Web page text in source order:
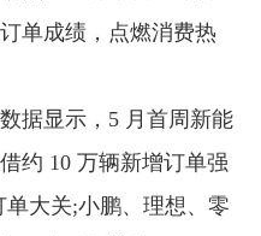
单成绩，点燃消费热
据显示，5 月首周新能
约 10 万辆新增订单强
大关;小鹏、理想、零